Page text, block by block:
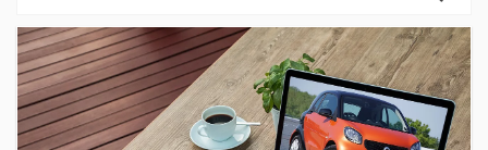
に解 ...
予算とリソースの中でも
質の高いコンテンツを生
み出す強力な味方となっ
ています。本記事では、
無料で使えるAI記事作成